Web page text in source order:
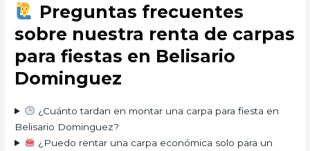
Preguntas frecuentes
sobre nuestra renta de carpas
para fiestas en Belisario
Dominguez
¿Cuánto tardan en montar una carpa para fiesta en
Belisario Dominguez?
¿Puedo rentar una carpa económica solo para un